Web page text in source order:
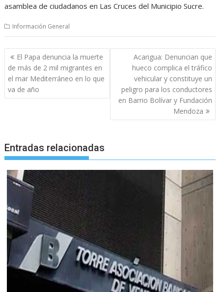
asamblea de ciudadanos en Las Cruces del Municipio Sucre.
Información General
Navegación
de
entradas
El Papa denuncia la muerte
de más de 2 mil migrantes en
el mar Mediterráneo en lo que
va de año
Acarigua: Denuncian que
hueco complica el tráfico
vehicular y constituye un
peligro para los conductores
en Barrio Bolívar y Fundación
Mendoza
Entradas relacionadas